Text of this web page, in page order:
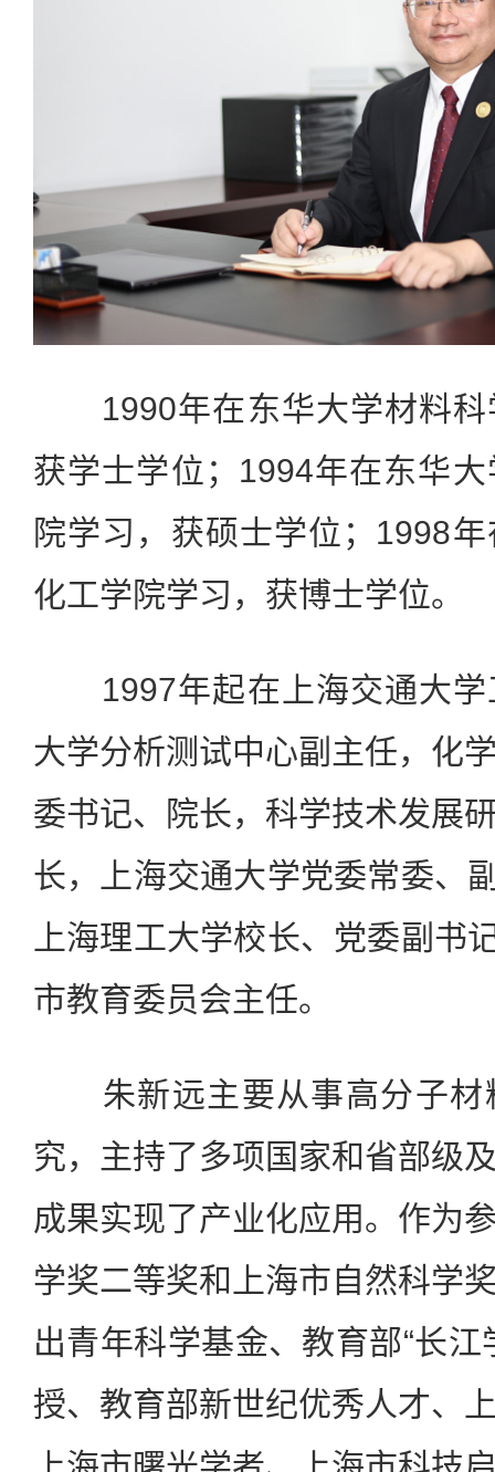
1990年在东华大学材料科
获学士学位；1994年在东华
院学习，获硕士学位；1998
化工学院学习，获博士学位。
1997年起在上海交通大学
大学分析测试中心副主任，化
委书记、院长，科学技术发展
长，上海交通大学党委常委、
上海理工大学校长、党委副书
市教育委员会主任。
朱新远主要从事高分子材
究，主持了多项国家和省部级
成果实现了产业化应用。作为
学奖二等奖和上海市自然科学
出青年科学基金、教育部“长
授、教育部新世纪优秀人才、